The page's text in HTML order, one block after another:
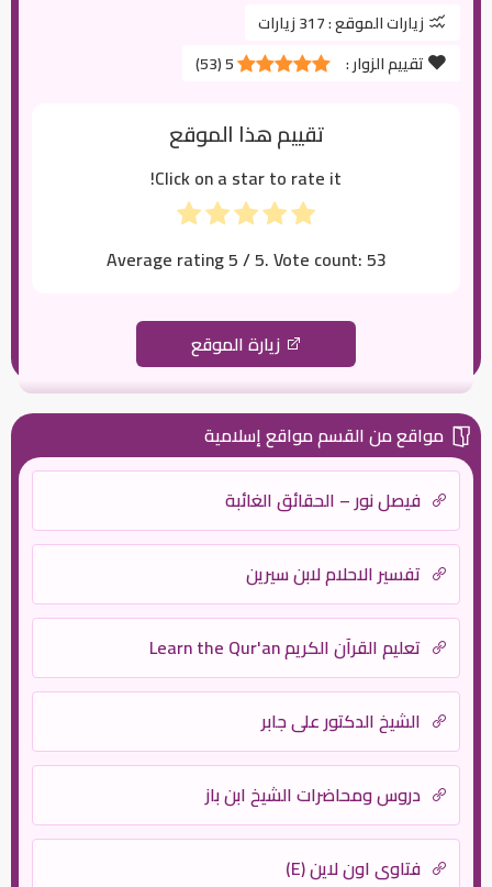
زيارات الموقع :317 زيارات
تقييم الزوار :
5
(
53
)
تقييم هذا الموقع
Click on a star to rate it!
Average rating5/ 5. Vote count:53
زيارة الموقع
مواقع من القسم مواقع إسلامية
فيصل نور – الحقائق الغائبة
تفسير الاحلام لابن سيرين
تعليم القرآن الكريم Learn the Qur'an
الشيخ الدكتور علي جابر
دروس ومحاضرات الشيخ ابن باز
فتاوى اون لاين (E)